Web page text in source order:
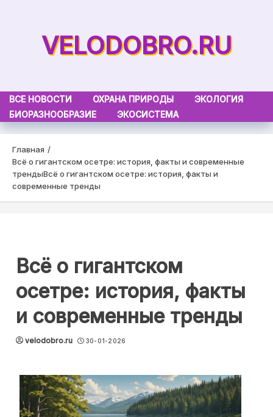
VELODOBRO.RU
ВСЕ НОВОСТИ ОХРАНА ПРИРОДЫ
ЭКОЛОГИЯ
БИОРАЗНООБРАЗИЕ
ЭКОСИСТЕМА
Главная
Всё о гигантском осетре: история, факты и современные
трендыВсё о гигантском осетре: история, факты и
современные тренды
Всё о гигантском
осетре: история, факты
и современные тренды
velodobro.ru 30-01-2026